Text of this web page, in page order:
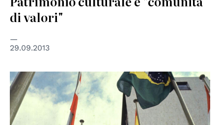
di valori"
29.09.2013
© UNESCO